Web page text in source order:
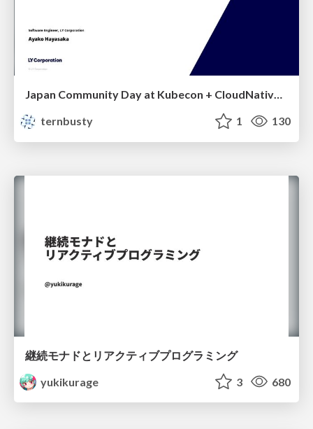
Japan Community Day at Kubecon + CloudNativeCon Japan 2026: Learning Container Privilege Control by Building My Own Low-Level Container Runtime
ternbusty
1 130
継続モナドとリアクティブプログラミング
yukikurage
3 680